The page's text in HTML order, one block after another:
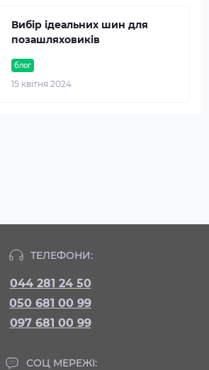
блог
15 квітня 2024
Вибір ідеальних шин для
позашляховиків
ТЕЛЕФОНИ:
044 281 24 50
050 681 00 99
097 681 00 99
СОЦ МЕРЕЖІ: